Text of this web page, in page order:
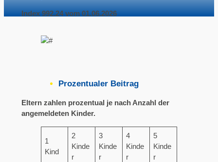
Index 992.24 vom 01.06.2026
Prozentualer Beitrag
Eltern zahlen prozentual je nach Anzahl der
angemeldeten Kinder.
1
Kind
2
Kinde
r
3
Kinde
r
4
Kinde
r
5
Kinde
r